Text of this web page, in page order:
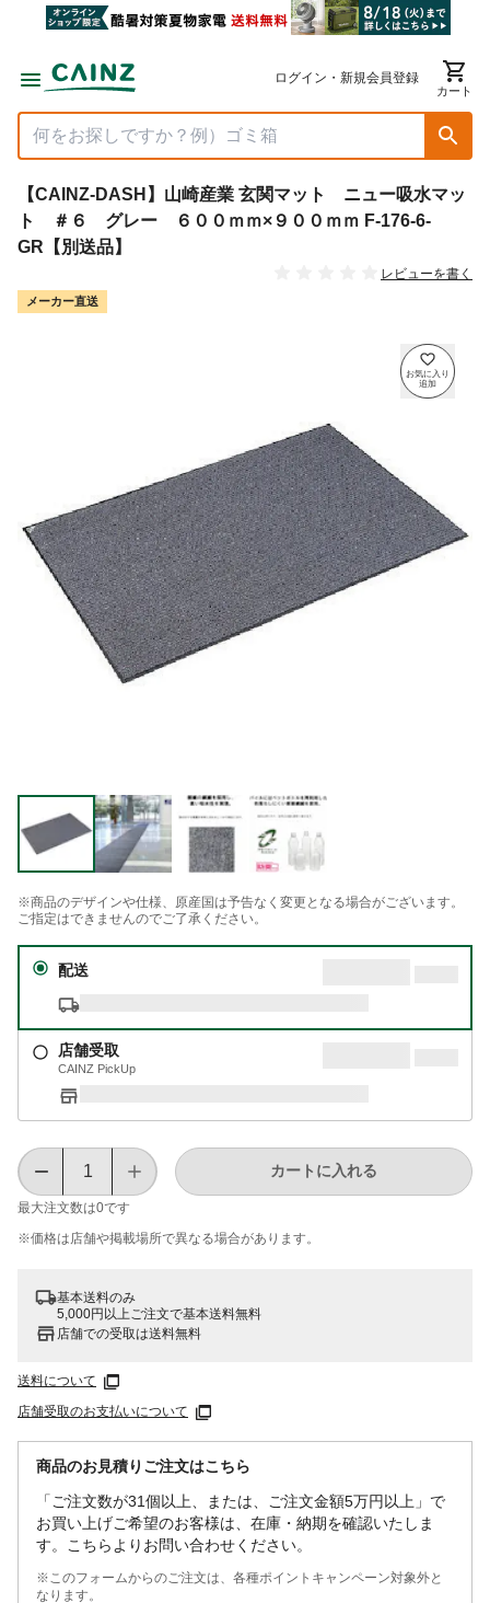
ログイン・新規会員登録
カート
【CAINZ-DASH】山崎産業 玄関マット ニュー吸水マッ
ト ＃６ グレー ６００ｍｍ×９００ｍｍ F-176-6-
GR【別送品】
レビューを書く
メーカー直送
※商品のデザインや仕様、原産国は予告なく変更となる場合がございます。
ご指定はできませんのでご了承ください。
配送
店舗受取
CAINZ PickUp
最大注文数は0です
カートに入れる
※価格は​店舗や​掲載場所で​異なる​場合が​あります。
基本送料のみ
5,000円以上ご注文で基本送料無料
店舗での受取は送料無料
送料について
店舗受取のお支払いについて
商品のお見積りご注文はこちら
「ご注文数が31個以上、または、ご注文金額5万円以上」で
お買い上げご希望のお客様は、在庫・納期を確認いたしま
す。こちらよりお問い合わせください。
※このフォームからのご注文は、各種ポイントキャンペーン対象外と
なります。